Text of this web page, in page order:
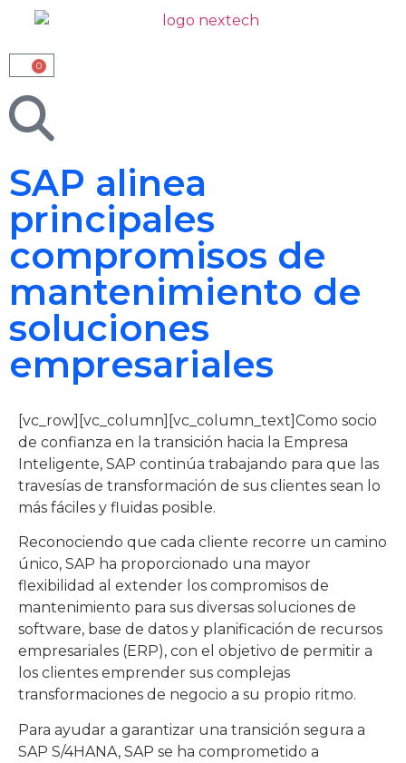
0
SAP alinea
principales
compromisos de
mantenimiento de
soluciones
empresariales
[vc_row][vc_column][vc_column_text]Como socio
de confianza en la transición hacia la Empresa
Inteligente, SAP continúa trabajando para que las
travesías de transformación de sus clientes sean lo
más fáciles y fluidas posible.
Reconociendo que cada cliente recorre un camino
único, SAP ha proporcionado una mayor
flexibilidad al extender los compromisos de
mantenimiento para sus diversas soluciones de
software, base de datos y planificación de recursos
empresariales (ERP), con el objetivo de permitir a
los clientes emprender sus complejas
transformaciones de negocio a su propio ritmo.
Para ayudar a garantizar una transición segura a
SAP S/4HANA, SAP se ha comprometido a